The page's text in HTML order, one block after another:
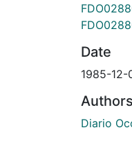
Date
1985-12-
Authors
Diario